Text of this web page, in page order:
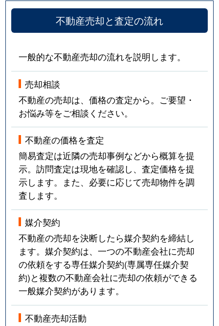
不動産売却と査定の流れ
一般的な不動産売却の流れを説明します。
売却相談
不動産の売却は、価格の査定から。ご要望・
お悩み等をご相談ください。
不動産の価格を査定
簡易査定は近隣の売却事例などから概算を提
示。訪問査定は現地を確認し、査定価格を提
示します。また、必要に応じて売却物件を調
査します。
媒介契約
不動産の売却を決断したら媒介契約を締結し
ます。媒介契約は、一つの不動産会社に売却
の依頼をする専任媒介契約(専属専任媒介契
約)と複数の不動産会社に売却の依頼ができる
一般媒介契約があります。
不動産売却活動